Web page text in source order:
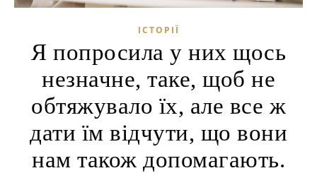
ІСТОРІЇ
Я попросила у них щось
незначне, таке, щоб не
обтяжувало їх, але все ж
дати їм відчути, що вони
нам також допомагають.